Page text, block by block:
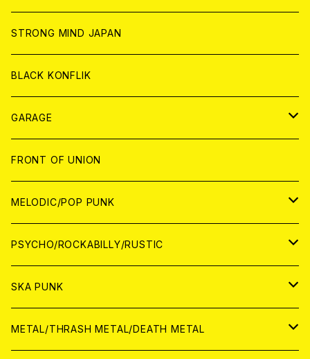
ANALOG
ANALOG
CD
ANALOG
CD
ANALOG
WORLD
CD
ANALOG
STRONG MIND JAPAN
BLACK KONFLIK
GARAGE
JAPAN
アナログ
CD
WORLD
アナログ
CD
FRONT OF UNION
MELODIC/POP PUNK
JAPAN
CD
ANALOG
WORLD
CD
PSYCHO/ROCKABILLY/RUSTIC
JAPAN
CD
WORLD
SKA PUNK
JAPAN
METAL/THRASH METAL/DEATH METAL